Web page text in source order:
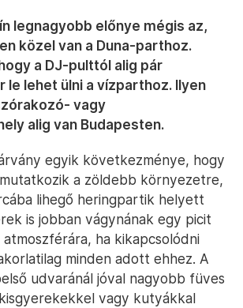
legnagyobb előnye mégis az,
közel van a Duna-parthoz.
a DJ-pulttól alig pár
le lehet ülni a vízparthoz. Ilyen
vagy
alig van Budapesten.
egyik következménye, hogy
a zöldebb környezetre,
lihegő heringpartik helyett
is jobban vágynának egy picit
ha kikapcsolódni
minden adott ehhez. A
udvaránál jóval nagyobb füves
vagy kutyákkal